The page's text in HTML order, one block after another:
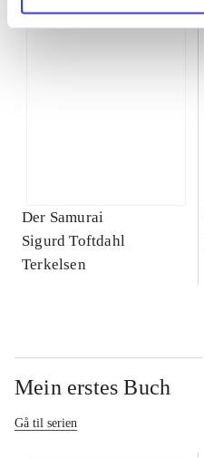
Der Samurai
Sigurd Toftdahl
Terkelsen
Mein erstes Buch
Gå til serien